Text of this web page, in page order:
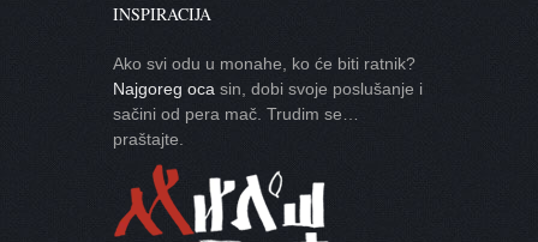
INSPIRACIJA
Ako svi odu u monahe, ko će biti ratnik?
Najgoreg oca sin, dobi svoje poslušanje i
sačini od pera mač. Trudim se…
praštajte.